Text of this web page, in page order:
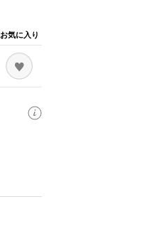
お気に入り